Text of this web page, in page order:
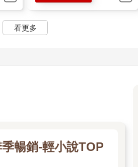
看更多
暢銷-輕小說TOP